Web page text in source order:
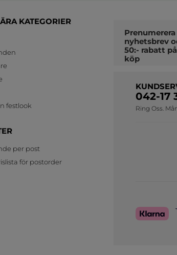
KATEGORIER
festlook
per post
för postorder
nyhetsbrev
50:- rabatt
köp
042-17
Ring Oss.